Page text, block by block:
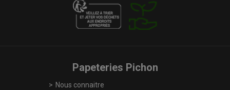
Papeteries Pichon
Nous connaitre